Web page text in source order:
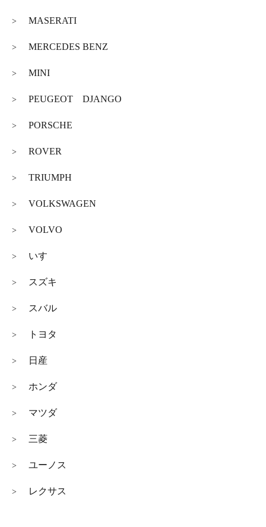
> MASERATI
> MERCEDES BENZ
> MINI
> PEUGEOT DJANGO
> PORSCHE
> ROVER
> TRIUMPH
> VOLKSWAGEN
> VOLVO
> いすゞ
> スズキ
> スバル
> トヨタ
> 日産
> ホンダ
> マツダ
> 三菱
> ユーノス
> レクサス